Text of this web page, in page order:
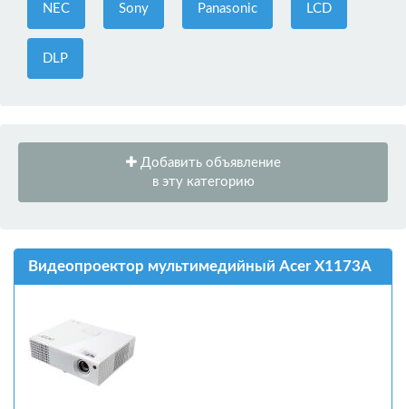
NEC Sony Panasonic LCD
DLP
Добавить объявление
в эту категорию
Видеопроектор мультимедийный Acer X1173A